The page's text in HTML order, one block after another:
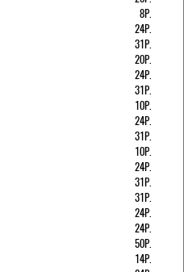
8Р.
24Р.
31Р.
20Р.
24Р.
31Р.
10Р.
24Р.
31Р.
10Р.
24Р.
31Р.
31Р.
24Р.
24Р.
50Р.
14Р.